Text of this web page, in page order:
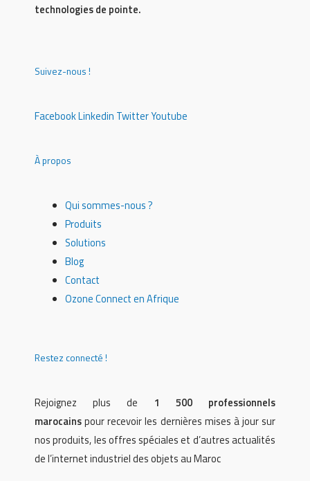
technologies de pointe.
Suivez-nous !
FacebookLinkedin TwitterYoutube
À propos
Qui sommes-nous ?
Produits
Solutions
Blog
Contact
Ozone Connect en Afrique
Restez connecté !
Rejoignez plus de 1 500 professionnels
marocainspour recevoir les dernières mises à jour sur
nos produits, les offres spéciales et d’autres actualités
de l’internet industriel des objets au Maroc